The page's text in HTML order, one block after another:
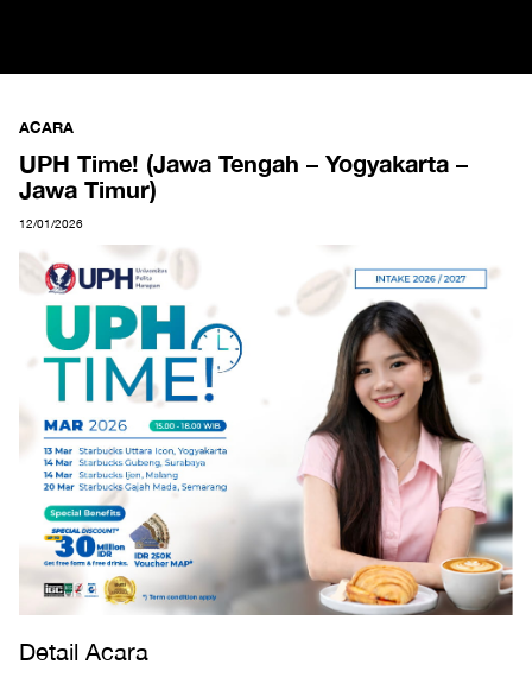
ACARA
UPH Time! (Jawa Tengah – Yogyakarta –
Jawa Timur)
12/01/2026
Detail Acara